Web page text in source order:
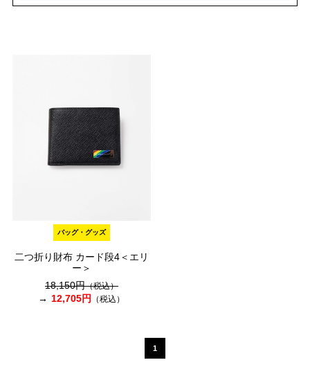
バッグ・グッズ
二つ折り財布 カード段4＜エリ
ー＞
18,150円（税込）
12,705円 （税込）
1